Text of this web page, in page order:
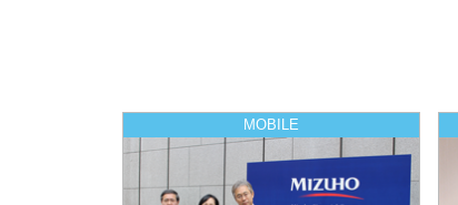
MOBILE